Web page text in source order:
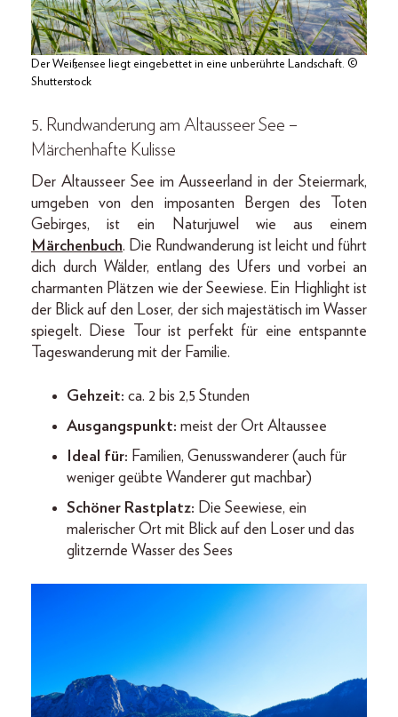
Der Weißensee liegt eingebettet in eine unberührte Landschaft. ©
Shutterstock
5. Rundwanderung am Altausseer See –
Märchenhafte Kulisse
Der Altausseer See im Ausseerland in der Steiermark,
umgeben von den imposanten Bergen des Toten
Gebirges, ist ein Naturjuwel wie aus einem
Märchenbuch. Die Rundwanderung ist leicht und führt
dich durch Wälder, entlang des Ufers und vorbei an
charmanten Plätzen wie der Seewiese. Ein Highlight ist
der Blick auf den Loser, der sich majestätisch im Wasser
spiegelt. Diese Tour ist perfekt für eine entspannte
Tageswanderung mit der Familie.
Gehzeit: ca. 2 bis 2,5 Stunden
Ausgangspunkt: meist der Ort Altaussee
Ideal für: Familien, Genusswanderer (auch für
weniger geübte Wanderer gut machbar)
Schöner Rastplatz: Die Seewiese, ein
malerischer Ort mit Blick auf den Loser und das
glitzernde Wasser des Sees